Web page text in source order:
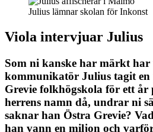
Julius lämnar skolan för Inkonst
Viola intervjuar Julius
Som ni kanske har märkt har
kommunikatör Julius tagit en
Grevie folkhögskola för ett år
herrens namn då, undrar ni
saknar han Östra Grevie?
han vann en miljon och